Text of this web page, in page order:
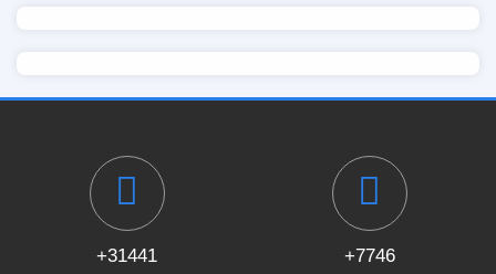
7746+
31441+